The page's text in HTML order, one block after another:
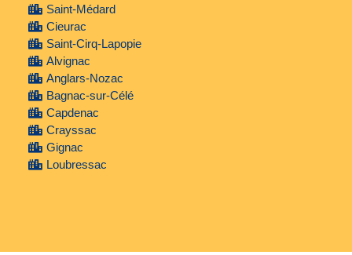
Saint-Médard
Cieurac
Saint-Cirq-Lapopie
Alvignac
Anglars-Nozac
Bagnac-sur-Célé
Capdenac
Crayssac
Gignac
Loubressac